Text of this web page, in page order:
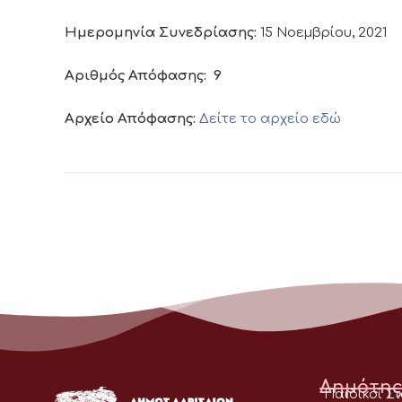
Ημερομηνία Συνεδρίασης: 15 Νοεμβρίου, 2021
Αριθμός Απόφασης: 9
Αρχείο Απόφασης: Δείτε το αρχείο εδώ
Παιδικοί